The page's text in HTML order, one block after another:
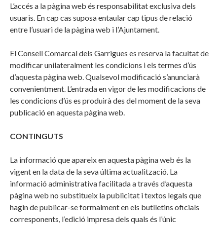
L’accés a la pàgina web és responsabilitat exclusiva dels
usuaris. En cap cas suposa entaular cap tipus de relació
entre l’usuari de la pàgina web i l’Ajuntament.
El Consell Comarcal dels Garrigues es reserva la facultat de
modificar unilateralment les condicions i els termes d’ús
d’aquesta pàgina web. Qualsevol modificació s’anunciarà
convenientment. L’entrada en vigor de les modificacions de
les condicions d’ús es produirà des del moment de la seva
publicació en aquesta pàgina web.
CONTINGUTS
La informació que apareix en aquesta pàgina web és la
vigent en la data de la seva última actualització. La
informació administrativa facilitada a través d’aquesta
pàgina web no substitueix la publicitat i textos legals que
hagin de publicar-se formalment en els butlletins oficials
corresponents, l’edició impresa dels quals és l’únic